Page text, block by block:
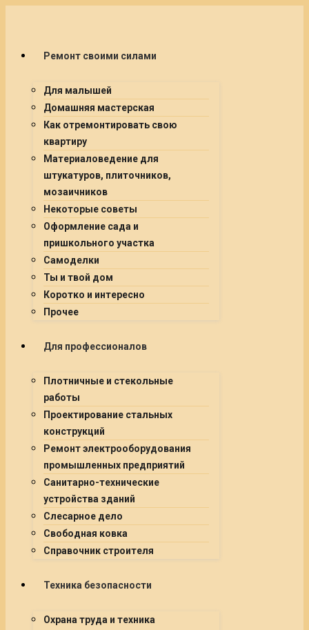
Ремонт своими силами
Для малышей
Домашняя мастерская
Как отремонтировать свою
квартиру
Материаловедение для
штукатуров, плиточников,
мозаичников
Некоторые советы
Оформление сада и
пришкольного участка
Самоделки
Ты и твой дом
Коротко и интересно
Прочее
Для профессионалов
Плотничные и стекольные
работы
Проектирование стальных
конструкций
Ремонт электрооборудования
промышленных предприятий
Санитарно-технические
устройства зданий
Слесарное дело
Свободная ковка
Справочник строителя
Техника безопасности
Охрана труда и техника